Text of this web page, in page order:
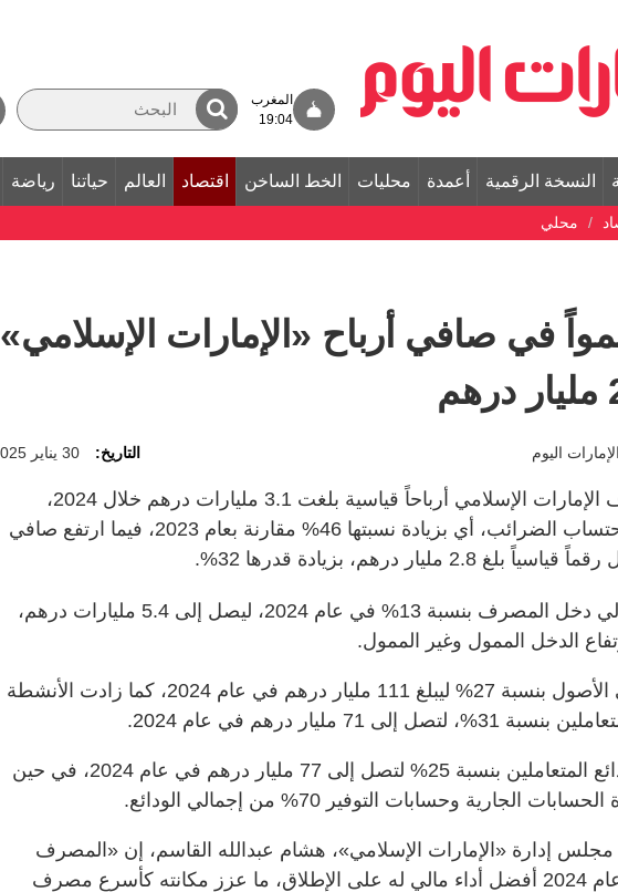
المغرب
19:04
النسخة الرقمية أعمدة محليات الخط الساخن اقتصاد العالم حياتنا رياضة
محلي
نمواً في صافي أرباح «الإمارات الإسلامي»
اليوم التاريخ: 30 يناير 2025
حقق مصرف الإمارات الإسلامي أرباحاً قياسية بلغت 3.1 مليارات درهم خلال 2024،
وذلك قبل احتساب الضرائب، أي بزيادة نسبتها 46% مقارنة بعام 2023، فيما ارتفع صافي
2.8 مليار درهم، بزيادة قدرها 32%.
وارتفع إجمالي دخل المصرف بنسبة 13% في عام 2024، ليصل إلى 5.4 مليارات درهم،
الدخل الممول وغير الممول.
وزاد إجمالي الأصول بنسبة 27% ليبلغ 111 مليار درهم في عام 2024، كما زادت الأنشطة
لتصل إلى 71 مليار درهم في عام 2024.
وارتفعت ودائع المتعاملين بنسبة 25% لتصل إلى 77 مليار درهم في عام 2024، في حين
الجارية وحسابات التوفير 70% من إجمالي الودائع.
إدارة «الإمارات الإسلامي»، هشام عبدالله القاسم، إن «المصرف
حقق خلال عام 2024 أفضل أداء مالي له على الإطلاق، ما عزز مكانته كأسرع مصرف